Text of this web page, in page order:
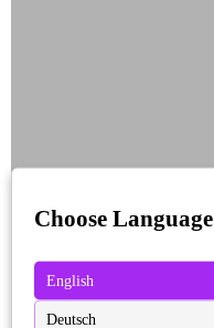
Choose Language
English
Deutsch